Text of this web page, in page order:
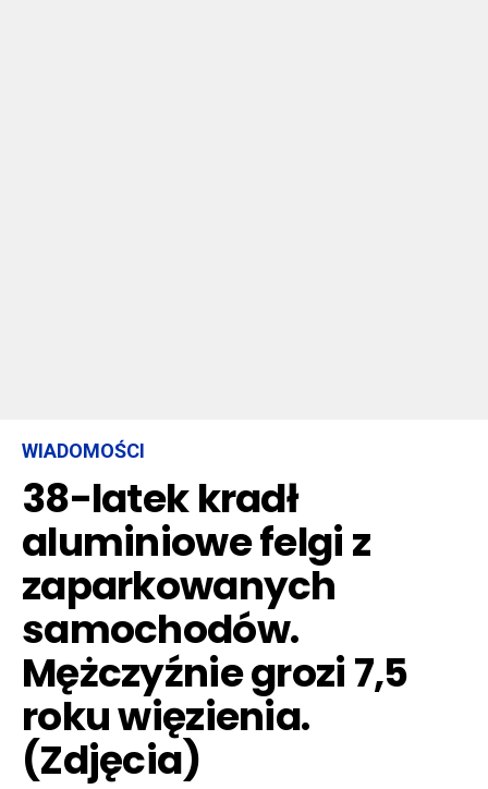
WIADOMOŚCI
38-latek kradł
aluminiowe felgi z
zaparkowanych
samochodów.
Mężczyźnie grozi 7,5
roku więzienia.
(Zdjęcia)